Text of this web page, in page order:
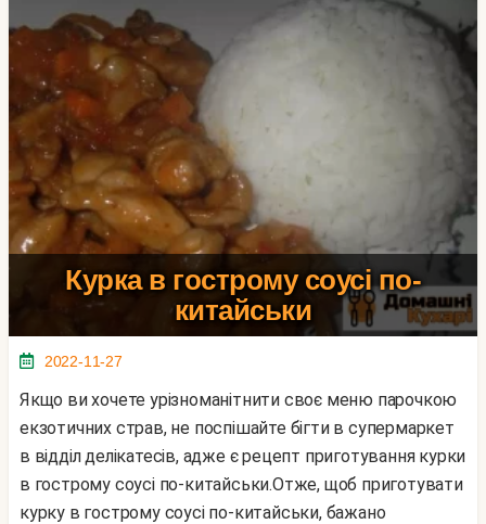
Курка в гострому соусі по-
китайськи
2022-11-27
Якщо ви хочете урізноманітнити своє меню парочкою
екзотичних страв, не поспішайте бігти в супермаркет
в відділ делікатесів, адже є рецепт приготування курки
в гострому соусі по-китайськи.Отже, щоб приготувати
курку в гострому соусі по-китайськи, бажано